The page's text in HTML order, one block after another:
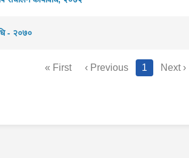
- २०७०
« First ‹ Previous 1 Next ›